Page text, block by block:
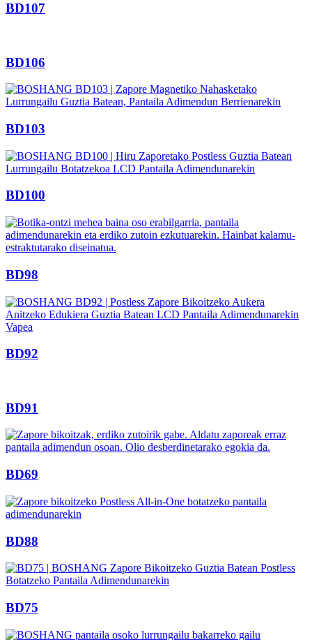
BD107
BD106
BD103
BD100
BD98
BD92
BD91
BD69
BD88
BD75